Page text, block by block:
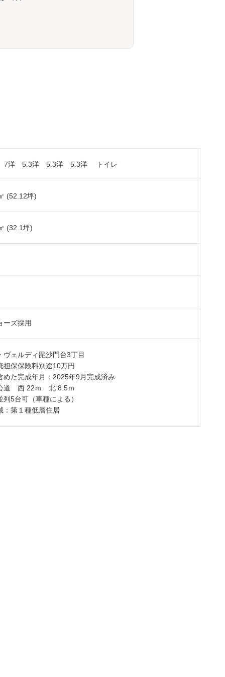
7洋 5.3洋 5.3洋 5.3洋 トイレ
(52.12坪)
(32.1坪)
ーズ採用
ヴェルディ毘沙門台3丁目
担保保険料別途10万円
めた完成年月：2025年9月完成済み
道 西 22ｍ 北 8.5ｍ
列5台可（車種による）
：第１種低層住居